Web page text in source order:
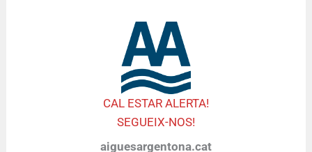
CAL ESTAR ALERTA!
SEGUEIX-NOS!
aiguesargentona.cat